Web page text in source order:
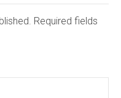
Required fields